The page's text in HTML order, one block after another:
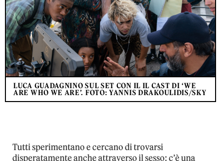
LUCA GUADAGNINO SUL SET CON IL IL CAST DI ‘WE
ARE WHO WE ARE’. FOTO: YANNIS DRAKOULIDIS/SKY
Tutti sperimentano e cercano di trovarsi
disperatamente anche attraverso il sesso: c’è una